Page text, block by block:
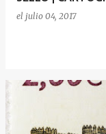
el julio 04, 2017